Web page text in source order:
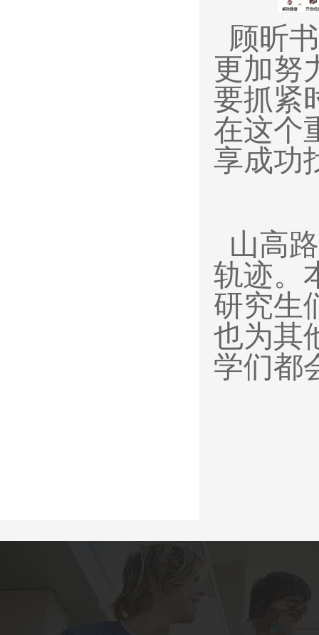
顾昕
更加努
要抓紧
在这个
享成功
山高
轨迹。
研究生
也为其
学们都